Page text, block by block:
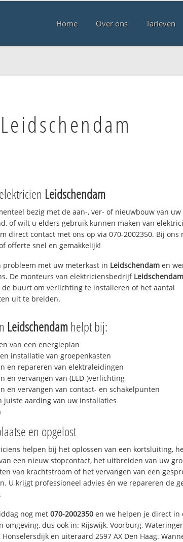
Home Over ons Tarieven
Leidschendam
bezig met de aan-, ver- of nieuwbouw van
of wilt u elders gebruik kunnen maken van
direct contact met ons op via 070-2002350. Bij ons
offerte snel en gemakkelijk!
probleem met uw meterkast in Leidschendam en
De monteurs van elektriciensbedrijf Leidschendam
buurt om verlichting te installeren of het aantal
uit te breiden.
Leidschendamhelpt bij:
van een energieplan
installatie van groepenkasten
en repareren van elektraleidingen
en vervangen van (LED-)verlichting
en vervangen van contact- en schakelpunten
juiste aarding van uw installaties
en opgelost
helpen bij het oplossen van een kortsluiting,
een nieuw stopcontact, het uitbreiden van uw
van krachtstroom of het vervangen van een
U krijgt professioneel advies én we repareren de
nog met 070-2002350 en we helpen je direct in
omgeving, dus ook in: Rijswijk, Voorburg,
Honselersdijk en uiteraard 2597 AX Den Haag.